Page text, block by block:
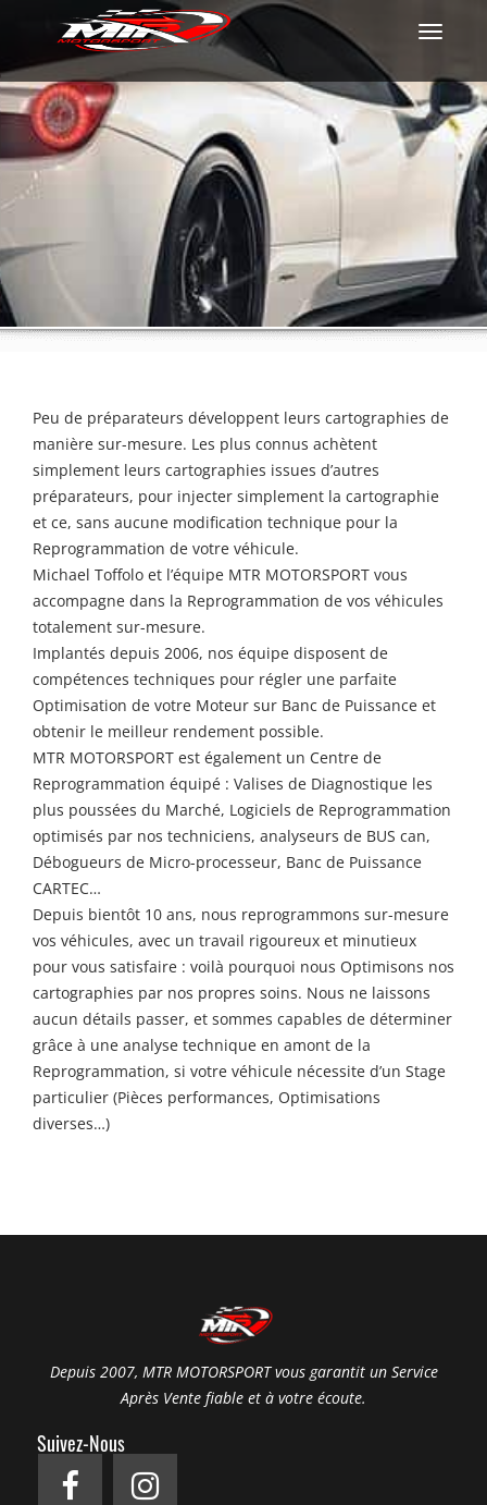
Toggle
Peu de préparateurs développent leurs cartographies de
manière sur-mesure. Les plus connus achètent
simplement leurs cartographies issues d’autres
préparateurs, pour injecter simplement la cartographie
et ce, sans aucune modification technique pour la
Reprogrammation de votre véhicule.
Michael Toffolo et l’équipe MTR MOTORSPORT vous
accompagne dans la Reprogrammation de vos véhicules
totalement sur-mesure.
Implantés depuis 2006, nos équipe disposent de
compétences techniques pour régler une parfaite
Optimisation de votre Moteur sur Banc de Puissance et
obtenir le meilleur rendement possible.
MTR MOTORSPORT est également un Centre de
Reprogrammation équipé : Valises de Diagnostique les
plus poussées du Marché, Logiciels de Reprogrammation
optimisés par nos techniciens, analyseurs de BUS can,
Débogueurs de Micro-processeur, Banc de Puissance
CARTEC…
Depuis bientôt 10 ans, nous reprogrammons sur-mesure
vos véhicules, avec un travail rigoureux et minutieux
pour vous satisfaire : voilà pourquoi nous Optimisons nos
cartographies par nos propres soins. Nous ne laissons
aucun détails passer, et sommes capables de déterminer
grâce à une analyse technique en amont de la
Reprogrammation, si votre véhicule nécessite d’un Stage
particulier (Pièces performances, Optimisations
diverses…)
Depuis 2007, MTR MOTORSPORT vous garantit un Service
Après Vente fiable et à votre écoute.
Suivez-Nous